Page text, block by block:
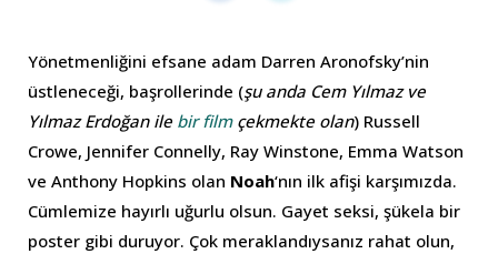
Yönetmenliğini efsane adam Darren Aronofsky’nin
üstleneceği, başrollerinde (şu anda Cem Yılmaz ve
Yılmaz Erdoğan ile bir filmçekmekte olan) Russell
Crowe, Jennifer Connelly, Ray Winstone, Emma Watson
ve Anthony Hopkins olan Noah‘nın ilk afişi karşımızda.
Cümlemize hayırlı uğurlu olsun. Gayet seksi, şükela bir
poster gibi duruyor. Çok meraklandıysanız rahat olun,